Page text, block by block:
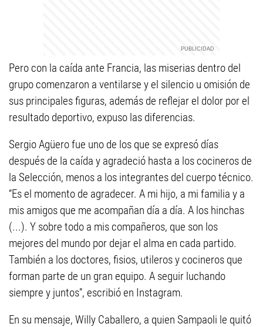
Pero con la caída ante Francia, las miserias dentro del
grupo comenzaron a ventilarse y el silencio u omisión de
sus principales figuras, además de reflejar el dolor por el
resultado deportivo, expuso las diferencias.
Sergio Agüero fue uno de los que se expresó días
después de la caída y agradeció hasta a los cocineros de
la Selección, menos a los integrantes del cuerpo técnico.
“Es el momento de agradecer. A mi hijo, a mi familia y a
mis amigos que me acompañan día a día. A los hinchas
(...). Y sobre todo a mis compañeros, que son los
mejores del mundo por dejar el alma en cada partido.
También a los doctores, fisios, utileros y cocineros que
forman parte de un gran equipo. A seguir luchando
siempre y juntos”, escribió en Instagram.
En su mensaje, Willy Caballero, a quien Sampaoli le quitó